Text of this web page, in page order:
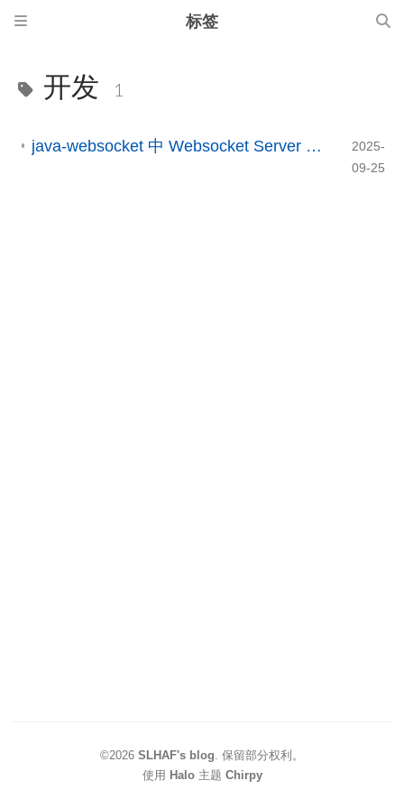
标签
开发 1
java-websocket 中 Websocket Server 关闭后端口不会及时释放的解决方法
2025-
09-25
©2026 SLHAF's blog 保留部分权利。
使用 Halo主题 Chirpy